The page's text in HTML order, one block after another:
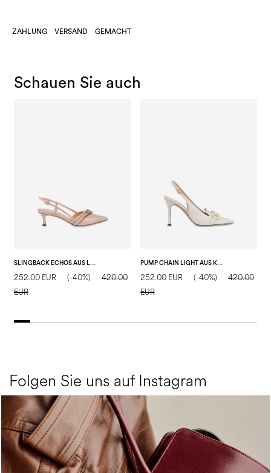
ZAHLUNG VERSAND GEMACHT
Schauen Sie auch
SLINGBACK ECHOS AUS LACKLEDER
252.00 EUR (-40%)
420.00
EUR
PUMP CHAIN LIGHT AUS KALBSLEDER
252.00 EUR (-40%)
420.00
EUR
Folgen Sie uns auf Instagram